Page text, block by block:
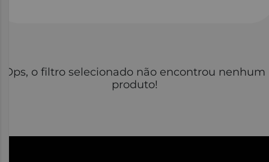
Ops, o filtro selecionado não encontrou nenhum
produto!